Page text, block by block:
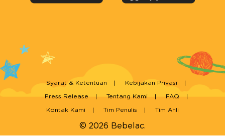
© 2026 Bebelac.
Syarat & Ketentuan Kebijakan Privasi
Press Release Tentang Kami FAQ
Kontak Kami Tim Penulis Tim Ahli